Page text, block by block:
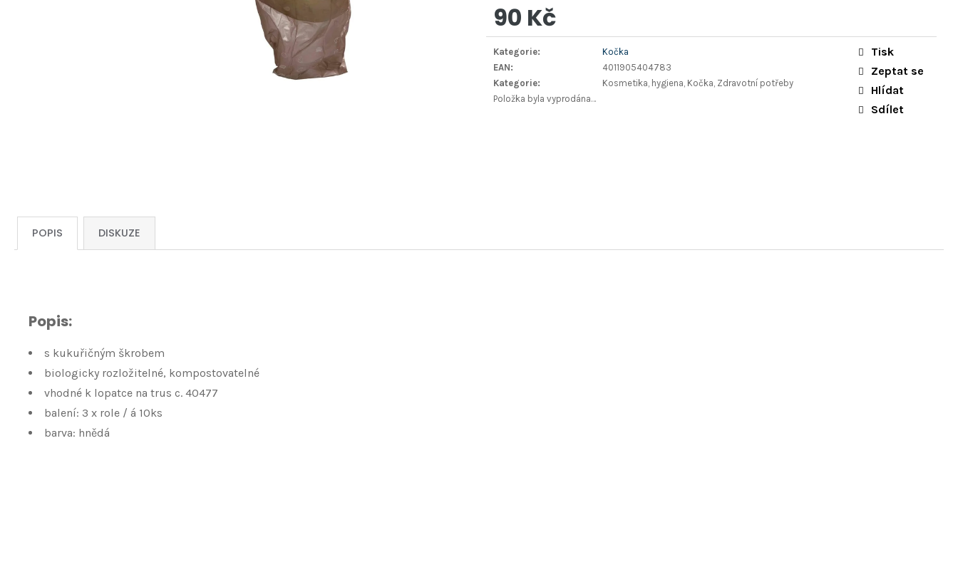
90 Kč
Měrná
cena:
Kategorie:
Kočka
EAN:
4011905404783
Kategorie:
Kosmetika, hygiena, Kočka, Zdravotní potřeby
Položka byla vyprodána…
Tisk
Zeptat se
Hlídat
Sdílet
POPIS DISKUZE
Popis:
s kukuřičným škrobem
biologicky rozložitelné, kompostovatelné
vhodné k lopatce na trus c. 40477
balení: 3 x role / á 10ks
barva: hnědá